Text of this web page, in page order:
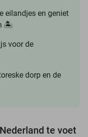
eilandjes en geniet
🏝️
voor de
dorp en de
te voet